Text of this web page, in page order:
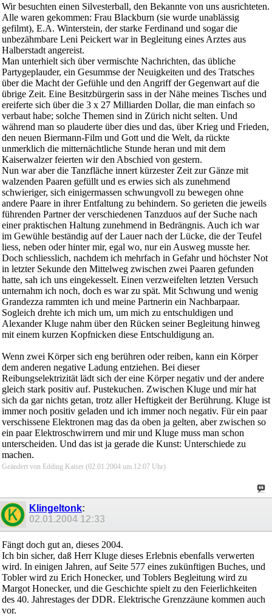
Wir besuchten einen Silvesterball, den Bekannte von uns ausrichteten.
Alle waren gekommen: Frau Blackburn (sie wurde unablässig
gefilmt), E.A. Winterstein, der starke Ferdinand und sogar die
unbezähmbare Leni Peickert war in Begleitung eines Arztes aus
Halberstadt angereist.
Man unterhielt sich über vermischte Nachrichten, das übliche
Partygeplauder, ein Gesummse der Neuigkeiten und des Tratsches
über die Macht der Gefühle und den Angriff der Gegenwart auf die
übrige Zeit. Eine Besitzbürgerin sass in der Nähe meines Tisches und
ereiferte sich über die 3 x 27 Milliarden Dollar, die man einfach so
verbaut habe; solche Themen sind in Zürich nicht selten. Und
während man so plauderte über dies und das, über Krieg und Frieden,
den neuen Biermann-Film und Gott und die Welt, da rückte
unmerklich die mitternächtliche Stunde heran und mit dem
Kaiserwalzer feierten wir den Abschied von gestern.
Nun war aber die Tanzfläche innert kürzester Zeit zur Gänze mit
walzenden Paaren gefüllt und es erwies sich als zunehmend
schwieriger, sich einigermassen schwungvoll zu bewegen ohne
andere Paare in ihrer Entfaltung zu behindern. So gerieten die jeweils
führenden Partner der verschiedenen Tanzduos auf der Suche nach
einer praktischen Haltung zunehmend in Bedrängnis. Auch ich war
im Gewühle beständig auf der Lauer nach der Lücke, die der Teufel
liess, neben oder hinter mir, egal wo, nur ein Ausweg musste her.
Doch schliesslich, nachdem ich mehrfach in Gefahr und höchster Not
in letzter Sekunde den Mittelweg zwischen zwei Paaren gefunden
hatte, sah ich uns eingekesselt. Einen verzweifelten letzten Versuch
unternahm ich noch, doch es war zu spät. Mit Schwung und wenig
Grandezza rammten ich und meine Partnerin ein Nachbarpaar.
Sogleich drehte ich mich um, um mich zu entschuldigen und
Alexander Kluge nahm über den Rücken seiner Begleitung hinweg
mit einem kurzen Kopfnicken diese Entschuldigung an.
Wenn zwei Körper sich eng berühren oder reiben, kann ein Körper
dem anderen negative Ladung entziehen. Bei dieser
Reibungselektrizität lädt sich der eine Körper negativ und der andere
gleich stark positiv auf. Pustekuchen. Zwischen Kluge und mir hat
sich da gar nichts getan, trotz aller Heftigkeit der Berührung. Kluge ist
immer noch positiv geladen und ich immer noch negativ. Für ein paar
verschissene Elektronen mag das da oben ja gelten, aber zwischen so
ein paar Elektroschwirrern und mir und Kluge muss man schon
unterscheiden. Und das ist ja gerade die Kunst: Unterschiede zu
machen.
Geändert von Edding Kaiser (02.01.2004 um 12:07 Uhr)
Klingeltonk:
02.01.2004 12:33
Fängt doch gut an, dieses 2004.
Ich bin sicher, daß Herr Kluge dieses Erlebnis ebenfalls verwerten
wird. In einigen Jahren, auf Seite 577 eines zukünftigen Buches, und
Tobler wird zu Erich Honecker, und Toblers Begleitung wird zu
Margot Honecker, und die Geschichte spielt zu den Feierlichkeiten
des 40. Jahrestages der DDR. Elektrische Grenzzäune kommen auch
vor.